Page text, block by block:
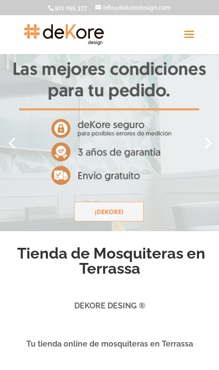
911 095 377 info@dekoredesign.com
Tienda de Mosquiteras en
Terrassa
DEKORE DESING ®
Tu tienda online de mosquiteras en Terrassa